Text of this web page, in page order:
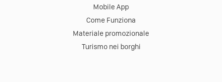
Mobile App
Come Funziona
Materiale promozionale
Turismo nei borghi